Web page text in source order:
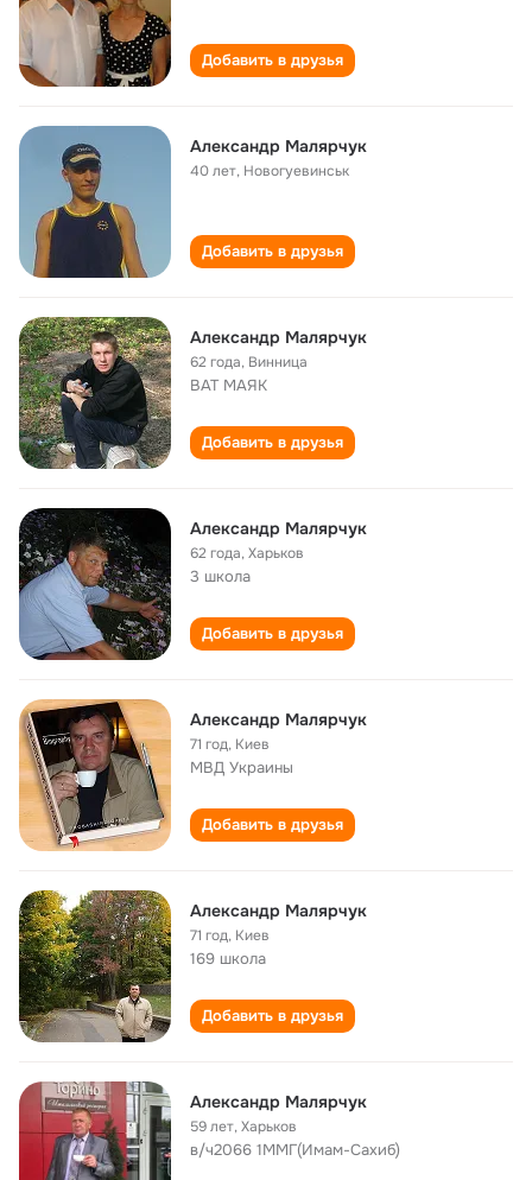
Добавить в друзья
Александр Малярчук
40 лет, Новогуевинськ
Добавить в друзья
Александр Малярчук
62 года, Винница
ВАТ МАЯК
Добавить в друзья
Александр Малярчук
62 года,Харьков
3 школа
Добавить в друзья
Александр Малярчук
71 год, Киев
МВД Украины
Добавить в друзья
Александр Малярчук
71 год, Киев
169 школа
Добавить в друзья
Александр Малярчук
59 лет,Харьков
в/ч2066 1ММГ(Имам-Сахиб)